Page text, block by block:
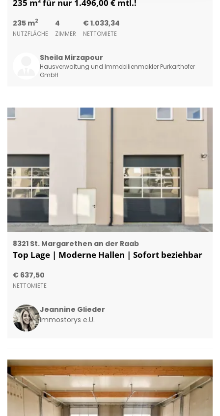
235 m² für nur 1.496,00 € mtl.!
235 m2
NUTZFLÄCHE
4
ZIMMER
€ 1.033,34
NETTOMIETE
Sheila Mirzapour
Hausverwaltung und Immobilienmakler Purkarthofer
GmbH
8321 St. Margarethen an der Raab
Top Lage | Moderne Hallen | Sofort beziehbar
€ 637,50
NETTOMIETE
Jeannine Glieder
Immostorys e.U.